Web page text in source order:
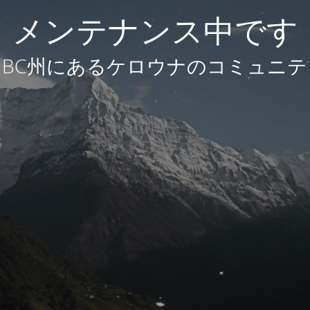
メンテナンス中です
州にあるケロウナのコミュニ